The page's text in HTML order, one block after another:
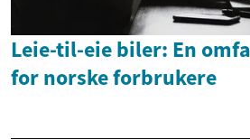
Leie-til-eie biler: En
for norske forbrukere